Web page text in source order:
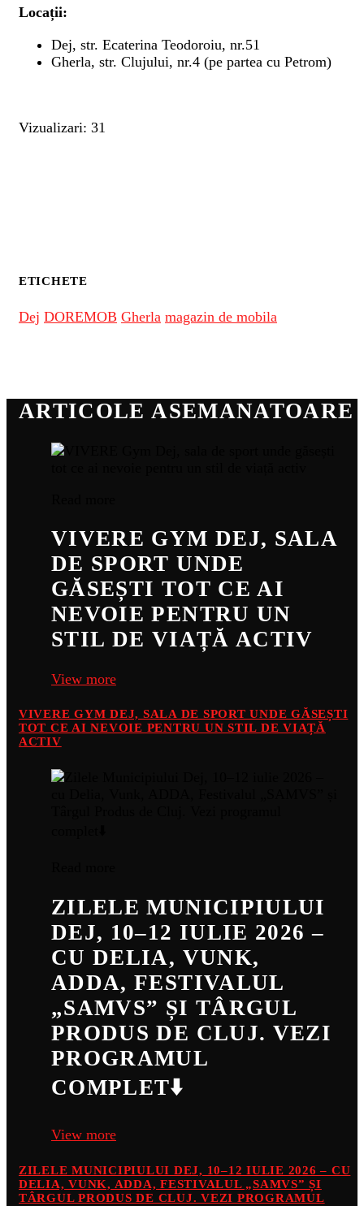
Locații:
Dej, str. Ecaterina Teodoroiu, nr.51
Gherla, str. Clujului, nr.4 (pe partea cu Petrom)
Vizualizari: 31
ETICHETE
Dej DOREMOB Gherla magazin de mobila
ARTICOLE ASEMANATOARE
VIVERE GYM DEJ, SALA
DE SPORT UNDE
GĂSEȘTI TOT CE AI
NEVOIE PENTRU UN
STIL DE VIAȚĂ ACTIV
View more
VIVERE GYM DEJ, SALA DE SPORT UNDE GĂSEȘTI
TOT CE AI NEVOIE PENTRU UN STIL DE VIAȚĂ
ACTIV
ZILELE MUNICIPIULUI
DEJ, 10–12 IULIE 2026 –
CU DELIA, VUNK,
ADDA, FESTIVALUL
„SAMVS” ȘI TÂRGUL
PRODUS DE CLUJ. VEZI
PROGRAMUL
COMPLET⬇️
View more
ZILELE MUNICIPIULUI DEJ, 10–12 IULIE 2026 – CU
DELIA, VUNK, ADDA, FESTIVALUL „SAMVS” ȘI
TÂRGUL PRODUS DE CLUJ. VEZI PROGRAMUL